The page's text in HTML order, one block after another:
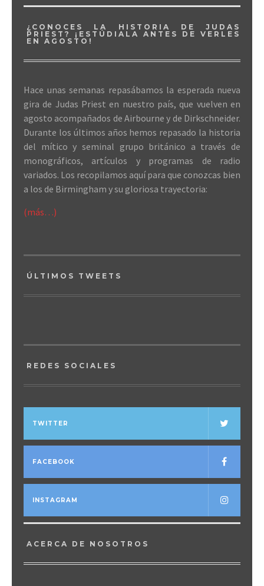
¿CONOCES LA HISTORIA DE JUDAS
PRIEST? ¡ESTÚDIALA ANTES DE VERLES
EN AGOSTO!
Hace unas semanas repasábamos la esperada nueva
gira de Judas Priest en nuestro país, que vuelven en
agosto acompañados de Airbourne y de Dirkschneider.
Durante los últimos años hemos repasado la historia
del mítico y seminal grupo británico a través de
monográficos, artículos y programas de radio
variados. Los recopilamos aquí para que conozcas bien
a los de Birmingham y su gloriosa trayectoria:
(más…)
ÚLTIMOS TWEETS
REDES SOCIALES
TWITTER
FACEBOOK
INSTAGRAM
ACERCA DE NOSOTROS